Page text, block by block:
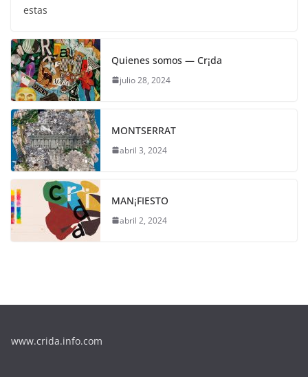
estas
Quienes somos — Cr¡da
julio 28, 2024
MONTSERRAT
abril 3, 2024
MAN¡FIESTO
abril 2, 2024
www.crida.info.com